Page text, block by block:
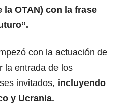
OTAN) con la frase
con la actuación de
la entrada de los
invitados, incluyendo
y Ucrania.